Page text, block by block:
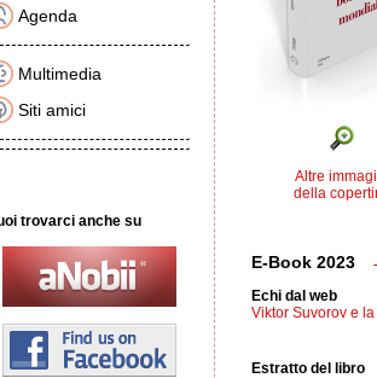
Agenda
Multimedia
Siti amici
trovarci anche su
Altre
della
E-Book 2023
Echi dal web
Viktor Suvorov e
Estratto del libro